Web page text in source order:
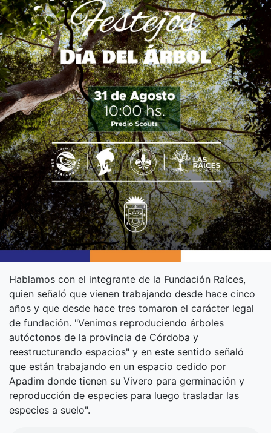
Hablamos con el integrante de la Fundación Raíces,
quien señaló que vienen trabajando desde hace cinco
años y que desde hace tres tomaron el carácter legal
de fundación. "Venimos reproduciendo árboles
autóctonos de la provincia de Córdoba y
reestructurando espacios" y en este sentido señaló
que están trabajando en un espacio cedido por
Apadim donde tienen su Vivero para germinación y
reproducción de especies para luego trasladar las
especies a suelo".